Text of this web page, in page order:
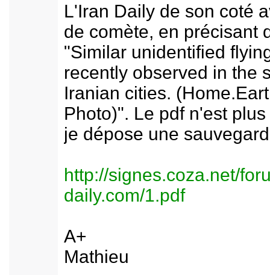
L'Iran Daily de son coté
de comète, en précisant
"Similar unidentified
recently observed in the
Iranian cities.
Photo)". Le pdf n'est
je dépose une
http://signes.coza.net/
daily.com/1.pdf
A+
Mathieu